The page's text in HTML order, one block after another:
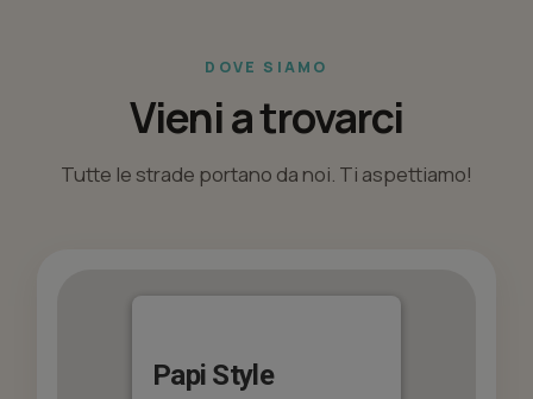
DOVE SIAMO
Vieni a trovarci
Tutte le strade portano da noi. Ti aspettiamo!
Papi Style